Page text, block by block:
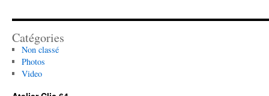
Catégories
Non classé
Photos
Video